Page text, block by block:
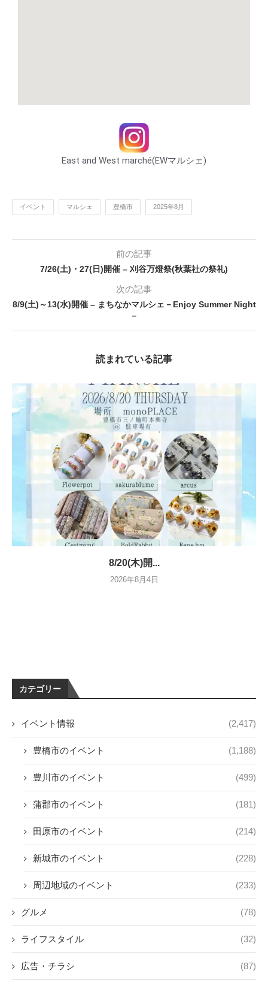
East and West marché(EWマルシェ)
イベント マルシェ 豊橋市 2025年8月
前の記事
7/26(土)・27(日)開催 – 刈谷万燈祭(秋葉社の祭礼)
次の記事
8/9(土)～13(水)開催 – まちなかマルシェ－Enjoy Summer Night
－
読まれている記事
8/20(木)開...
2026年8月4日
カテゴリー
イベント情報 (2,417)
豊橋市のイベント (1,188)
豊川市のイベント (499)
蒲郡市のイベント (181)
田原市のイベント (214)
新城市のイベント (228)
周辺地域のイベント (233)
グルメ (78)
ライフスタイル (32)
広告・チラシ (87)